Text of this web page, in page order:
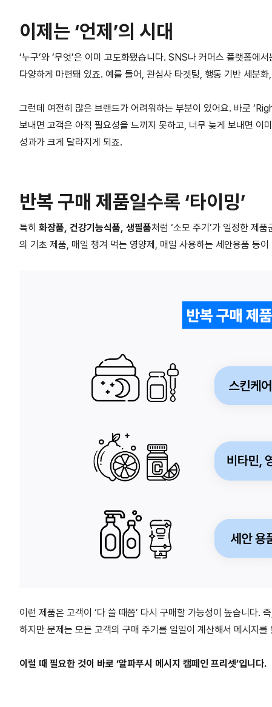
이제는 ‘언제’의 시대
‘누구’와 ‘무엇’은 이미 고도화됐습니다. SNS나 커머스 플랫폼
다양하게 마련돼 있죠. 예를 들어, 관심사 타겟팅, 행동 기반 세분
그런데 여전히 많은 브랜드가 어려워하는 부분이 있어요. 바로
보내면 고객은 아직 필요성을 느끼지 못하고, 너무 늦게 보내면 이
성과가 크게 달라지게 되죠.
반복 구매 제품일수록 ‘타이밍’
특히 화장품, 건강기능식품, 생필품처럼 ‘소모 주기’가 일정한 제
의 기초 제품, 매일 챙겨 먹는 영양제, 매일 사용하는 세안용품 등이
이런 제품은 고객이 ‘다 쓸 때쯤’ 다시 구매할 가능성이 높습니다.
하지만 문제는 모든 고객의 구매 주기를 일일이 계산해서 메시지를
이럴 때 필요한 것이 바로 ‘알파푸시 메시지 캠페인 프리셋’입니다.